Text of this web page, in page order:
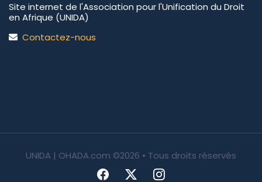
Site internet de l'Association pour l'Unification du Droit
en Afrique (UNIDA)
Contactez-nous
UNIDA | OHADA.com ©2026 • Tous droits réservés